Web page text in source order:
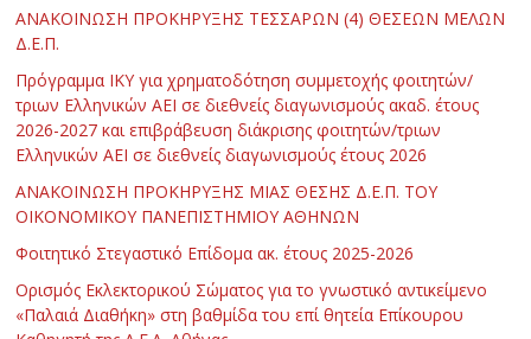
ΑΝΑΚΟΙΝΩΣΗ ΠΡΟΚΗΡΥΞΗΣ ΤΕΣΣΑΡΩΝ (4) ΘΕΣΕΩΝ ΜΕΛΩΝ
Δ.Ε.Π.
Πρόγραμμα ΙΚΥ για χρηματοδότηση συμμετοχής φοιτητών/
τριων Ελληνικών ΑΕΙ σε διεθνείς διαγωνισμούς ακαδ. έτους
2026-2027 και επιβράβευση διάκρισης φοιτητών/τριων
Ελληνικών ΑΕΙ σε διεθνείς διαγωνισμούς έτους 2026
ΑΝΑΚΟΙΝΩΣΗ ΠΡΟΚΗΡΥΞΗΣ ΜΙΑΣ ΘΕΣΗΣ Δ.Ε.Π. ΤΟΥ
ΟΙΚΟΝΟΜΙΚΟΥ ΠΑΝΕΠΙΣΤΗΜΙΟΥ ΑΘΗΝΩΝ
Φοιτητικό Στεγαστικό Επίδομα ακ. έτους 2025-2026
Ορισμός Εκλεκτορικού Σώματος για το γνωστικό αντικείμενο
«Παλαιά Διαθήκη» στη βαθμίδα του επί θητεία Επίκουρου